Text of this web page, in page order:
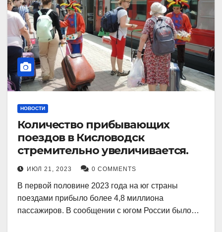
НОВОСТИ
Количество прибывающих
поездов в Кисловодск
стремительно увеличивается.
ИЮЛ 21, 2023 0 COMMENTS
В первой половине 2023 года на юг страны
поездами прибыло более 4,8 миллиона
пассажиров. В сообщении с югом России было…